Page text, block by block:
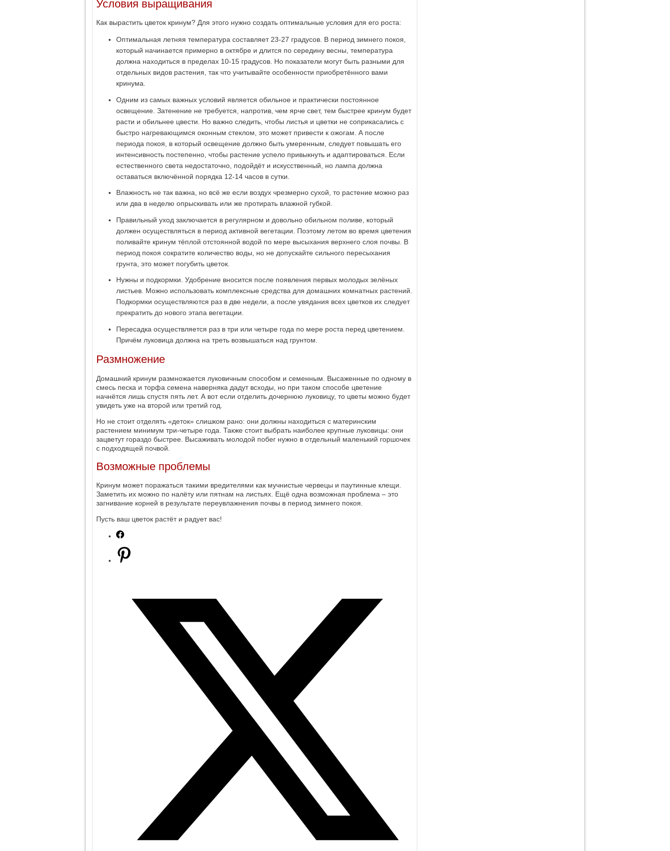
Условия выращивания
Как вырастить цветок кринум? Для этого нужно создать оптимальные условия для его роста:
Оптимальная летняя температура составляет 23-27 градусов. В период зимнего покоя,
который начинается примерно в октябре и длится по середину весны, температура
должна находиться в пределах 10-15 градусов. Но показатели могут быть разными для
отдельных видов растения, так что учитывайте особенности приобретённого вами
кринума.
Одним из самых важных условий является обильное и практически постоянное
освещение. Затенение не требуется, напротив, чем ярче свет, тем быстрее кринум будет
расти и обильнее цвести. Но важно следить, чтобы листья и цветки не соприкасались с
быстро нагревающимся оконным стеклом, это может привести к ожогам. А после
периода покоя, в который освещение должно быть умеренным, следует повышать его
интенсивность постепенно, чтобы растение успело привыкнуть и адаптироваться. Если
естественного света недостаточно, подойдёт и искусственный, но лампа должна
оставаться включённой порядка 12-14 часов в сутки.
Влажность не так важна, но всё же если воздух чрезмерно сухой, то растение можно раз
или два в неделю опрыскивать или же протирать влажной губкой.
Правильный уход заключается в регулярном и довольно обильном поливе, который
должен осуществляться в период активной вегетации. Поэтому летом во время цветения
поливайте кринум тёплой отстоянной водой по мере высыхания верхнего слоя почвы. В
период покоя сократите количество воды, но не допускайте сильного пересыхания
грунта, это может погубить цветок.
Нужны и подкормки. Удобрение вносится после появления первых молодых зелёных
листьев. Можно использовать комплексные средства для домашних комнатных растений.
Подкормки осуществляются раз в две недели, а после увядания всех цветков их следует
прекратить до нового этапа вегетации.
Пересадка осуществляется раз в три или четыре года по мере роста перед цветением.
Причём луковица должна на треть возвышаться над грунтом.
Размножение
Домашний кринум размножается луковичным способом и семенным. Высаженные по одному в
смесь песка и торфа семена наверняка дадут всходы, но при таком способе цветение
начнётся лишь спустя пять лет. А вот если отделить дочернюю луковицу, то цветы можно будет
увидеть уже на второй или третий год.
Но не стоит отделять «деток» слишком рано: они должны находиться с материнским
растением минимум три-четыре года. Также стоит выбрать наиболее крупные луковицы: они
зацветут гораздо быстрее. Высаживать молодой побег нужно в отдельный маленький горшочек
с подходящей почвой.
Возможные проблемы
Кринум может поражаться такими вредителями как мучнистые червецы и паутинные клещи.
Заметить их можно по налёту или пятнам на листьях. Ещё одна возможная проблема – это
загнивание корней в результате переувлажнения почвы в период зимнего покоя.
Пусть ваш цветок растёт и радует вас!